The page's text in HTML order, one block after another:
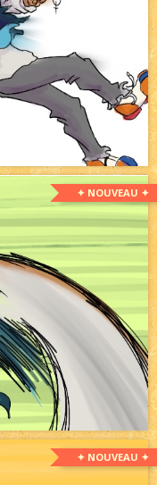
✦ NOUVEAU ✦
✦ NOUVEAU ✦